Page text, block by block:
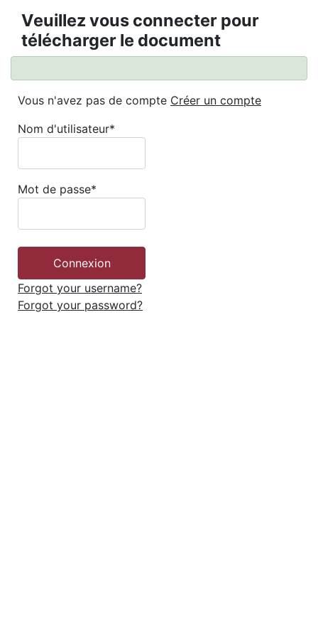
Veuillez vous connecter pour
télécharger le document
Vous n'avez pas de compte Créer un compte
Nom d'utilisateur*
Mot de passe*
Forgot your username?
Forgot your password?